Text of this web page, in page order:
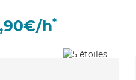
h*